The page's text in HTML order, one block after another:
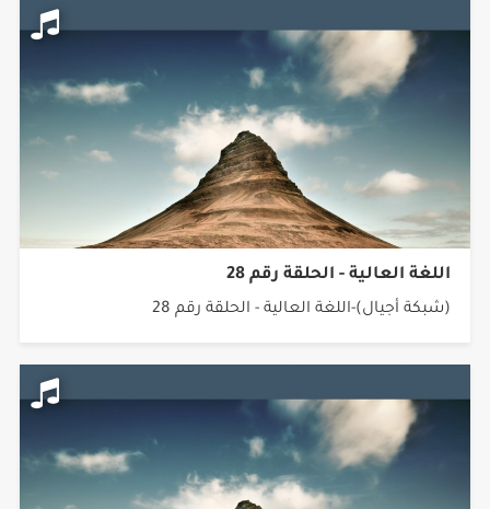
اللغة العالية - الحلقة رقم 28
(شبكة أجيال)-اللغة العالية - الحلقة رقم 28